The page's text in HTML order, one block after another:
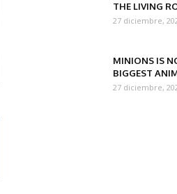
THE LIVING
27 diciembre,
MINIONS IS
BIGGEST
27 diciembre,